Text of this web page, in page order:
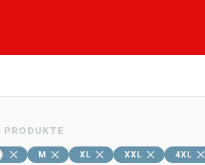
PRODUKTE
M XL XXL 4XL